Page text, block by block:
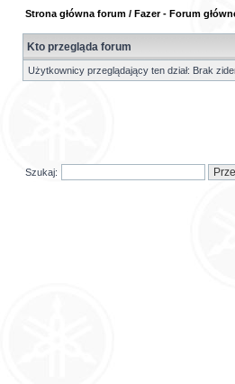
Strona główna forum / Fazer - Forum
Kto przegląda forum
Użytkownicy przeglądający ten dział: Brak
Szukaj: